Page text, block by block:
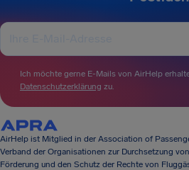
Ich möchte gerne E-Mails von AirHelp
Datenschutzerklärung zu.
AirHelp ist Mitglied in der Association of
Verband der Organisationen zur Durchsetzung
Förderung und den Schutz der Rechte von